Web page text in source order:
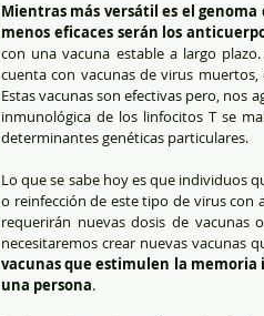
Mientras más versátil es el
menos eficaces serán los
con una vacuna estable a largo
cuenta con vacunas de virus
Estas vacunas son efectivas pero, nos
inmunológica de los linfocitos T se
determinantes genéticas particulares.
Lo que se sabe hoy es que individuos
o reinfección de este tipo de virus
requerirán nuevas dosis de vacunas
necesitaremos crear nuevas vacunas
vacunas que estimulen la memoria
una persona.